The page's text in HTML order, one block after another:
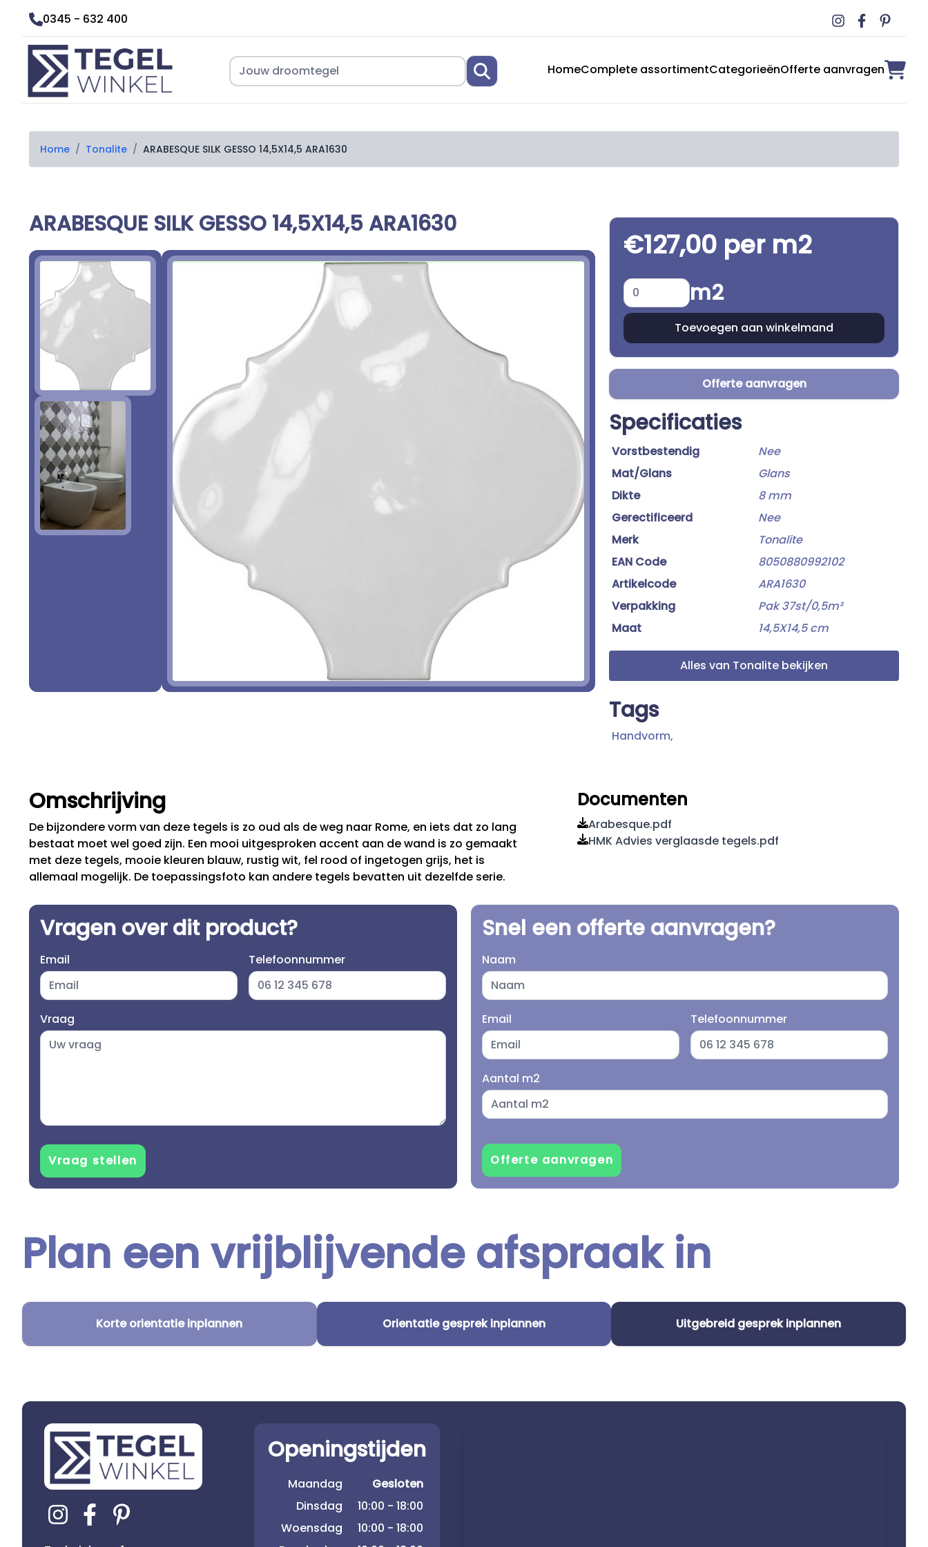
0345 - 632 400
HomeComplete assortimentCategorieënOfferte aanvragen
Home / Tonalite / ARABESQUE SILK GESSO 14,5X14,5 ARA1630
ARABESQUE SILK GESSO 14,5X14,5 ARA1630
€127,00 per m2
m2
Offerte aanvragen
Specificaties
Vorstbestendig
Nee
Mat/Glans
Glans
Dikte
8 mm
Gerectificeerd
Nee
Merk
Tonalite
EAN Code
8050880992102
Artikelcode
ARA1630
Verpakking
Pak 37st/0,5m²
Maat
14,5X14,5 cm
Alles van Tonalite bekijken
Tags
Handvorm,
Omschrijving
De bijzondere vorm van deze tegels is zo oud als de weg naar Rome, en iets dat zo lang
bestaat moet wel goed zijn. Een mooi uitgesproken accent aan de wand is zo gemaakt
met deze tegels, mooie kleuren blauw, rustig wit, fel rood of ingetogen grijs, het is
allemaal mogelijk. De toepassingsfoto kan andere tegels bevatten uit dezelfde serie.
Documenten
Arabesque.pdf
HMK Advies verglaasde tegels.pdf
Vragen over dit product?
Email Telefoonnummer
Vraag
Snel een offerte aanvragen?
Naam
Email Telefoonnummer
Aantal m2
Plan een vrijblijvende afspraak in
Korte orientatie inplannen Orientatie gesprek inplannen Uitgebreid gesprek inplannen
Openingstijden
Maandag
Gesloten
Dinsdag
10:00 - 18:00
Woensdag
10:00 - 18:00